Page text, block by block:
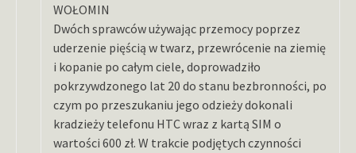
WOŁOMIN
Dwóch sprawców używając przemocy poprzez
uderzenie pięścią w twarz, przewrócenie na ziemię
i kopanie po całym ciele, doprowadziło
pokrzywdzonego lat 20 do stanu bezbronności, po
czym po przeszukaniu jego odzieży dokonali
kradzieży telefonu HTC wraz z kartą SIM o
wartości 600 zł. W trakcie podjętych czynności